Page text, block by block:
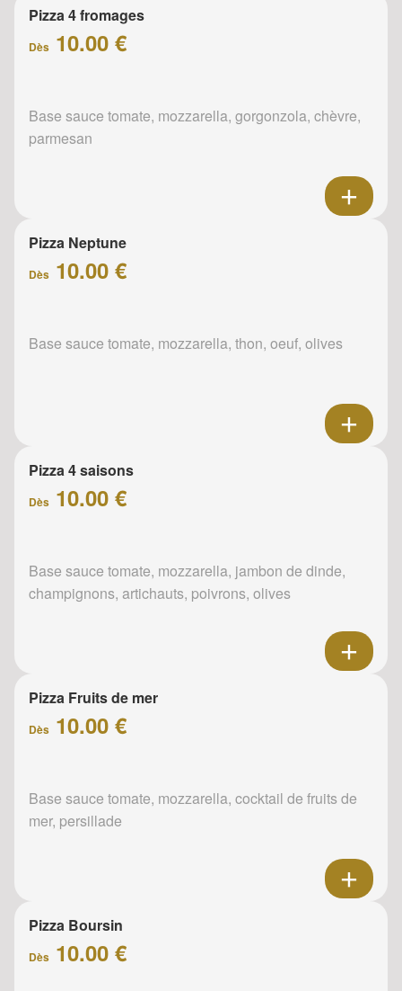
Pizza 4 fromages
Dès 10.00 €
Base sauce tomate, mozzarella, gorgonzola, chèvre,
parmesan
Pizza Neptune
Dès 10.00 €
Base sauce tomate, mozzarella, thon, oeuf, olives
Pizza 4 saisons
Dès 10.00 €
Base sauce tomate, mozzarella, jambon de dinde,
champignons, artichauts, poivrons, olives
Pizza Fruits de mer
Dès 10.00 €
Base sauce tomate, mozzarella, cocktail de fruits de
mer, persillade
Pizza Boursin
Dès 10.00 €